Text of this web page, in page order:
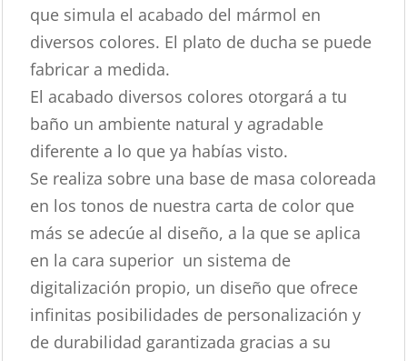
que simula el acabado del mármol en
diversos colores. El plato de ducha se puede
fabricar a medida.
El acabado diversos colores otorgará a tu
baño un ambiente natural y agradable
diferente a lo que ya habías visto.
Se realiza sobre una base de masa coloreada
en los tonos de nuestra carta de color que
más se adecúe al diseño, a la que se aplica
en la cara superior un sistema de
digitalización propio, un diseño que ofrece
infinitas posibilidades de personalización y
de durabilidad garantizada gracias a su